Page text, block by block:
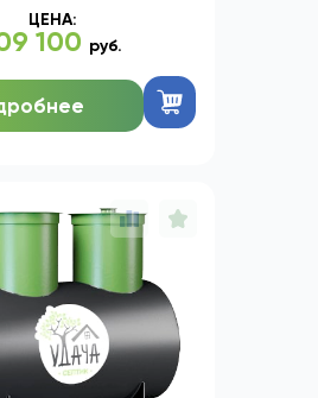
ЦЕНА:
100 руб.